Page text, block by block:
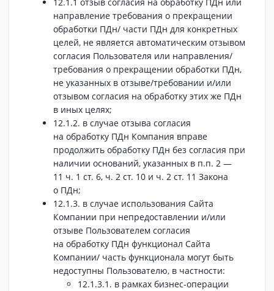
направление требования о прекращении
обработки ПДн/ части ПДн для конкретных
целей, не является автоматическим отзывом
согласия Пользователя или направления/
требования о прекращении обработки ПДн,
не указанных в отзыве/требовании и/или
отзывом согласия на обработку этих же ПДн
в иных целях;
12.1.2. в случае отзыва согласия
на обработку ПДн Компания вправе
продолжить обработку ПДн без согласия при
наличии оснований, указанных в п.п. 2 —
11 ч. 1 ст. 6, ч. 2 ст. 10 и ч. 2 ст. 11 Закона
о ПДн;
12.1.3. в случае использования Сайта
Компании при непредоставлении и/или
отзыве Пользователем согласия
на обработку ПДн функционал Сайта
Компании/ часть функционала могут быть
недоступны Пользователю, в частности:
12.1.3.1. в рамках бизнес-операции